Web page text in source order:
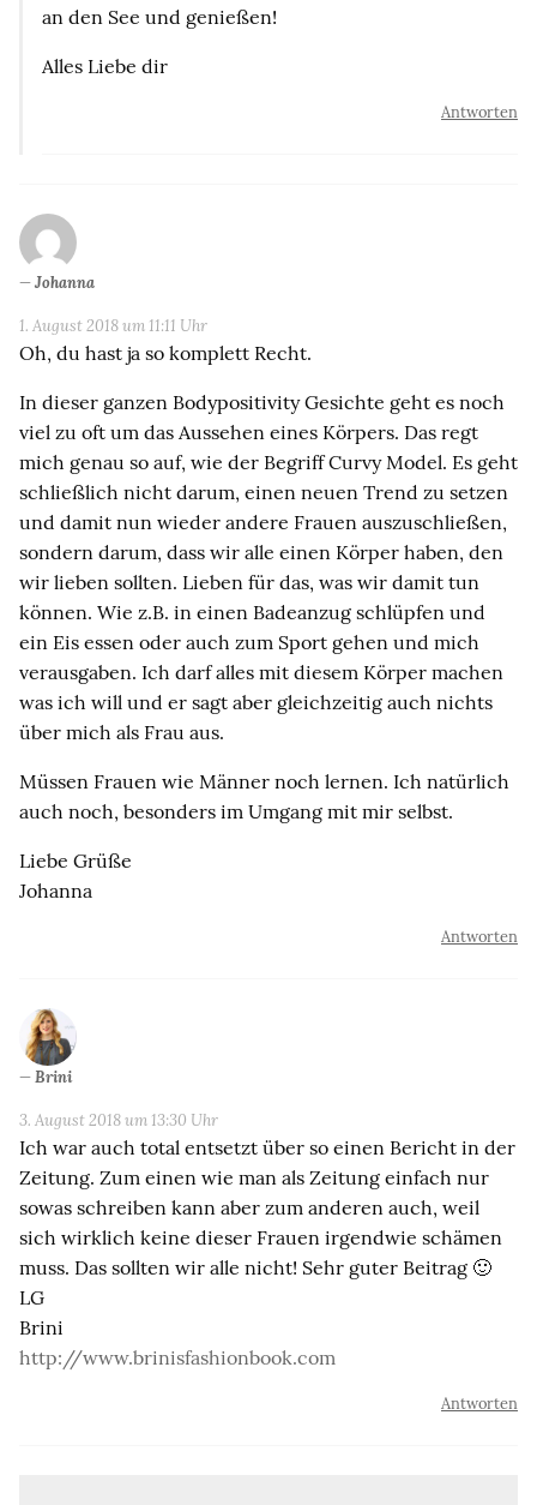
an den See und genießen!
Alles Liebe dir
Antworten
Johanna
1. August 2018 um 11:11 Uhr
Oh, du hast ja so komplett Recht.
In dieser ganzen Bodypositivity Gesichte geht es noch
viel zu oft um das Aussehen eines Körpers. Das regt
mich genau so auf, wie der Begriff Curvy Model. Es geht
schließlich nicht darum, einen neuen Trend zu setzen
und damit nun wieder andere Frauen auszuschließen,
sondern darum, dass wir alle einen Körper haben, den
wir lieben sollten. Lieben für das, was wir damit tun
können. Wie z.B. in einen Badeanzug schlüpfen und
ein Eis essen oder auch zum Sport gehen und mich
verausgaben. Ich darf alles mit diesem Körper machen
was ich will und er sagt aber gleichzeitig auch nichts
über mich als Frau aus.
Müssen Frauen wie Männer noch lernen. Ich natürlich
auch noch, besonders im Umgang mit mir selbst.
Liebe Grüße
Johanna
Antworten
Brini
3. August 2018 um 13:30 Uhr
Ich war auch total entsetzt über so einen Bericht in der
Zeitung. Zum einen wie man als Zeitung einfach nur
sowas schreiben kann aber zum anderen auch, weil
sich wirklich keine dieser Frauen irgendwie schämen
muss. Das sollten wir alle nicht! Sehr guter Beitrag 🙂
LG
Brini
http://www.brinisfashionbook.com
Antworten